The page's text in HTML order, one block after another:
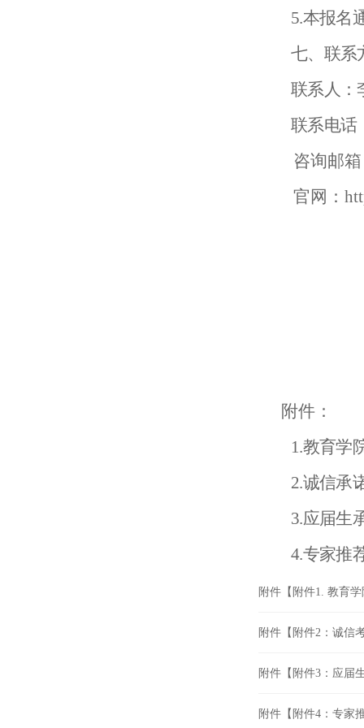
5.本报名
七、联系
联系人：
联系电话
咨询邮
官网：
附件：
1.教育学
2.诚信承
3.应届生
4.专家推
附件【 附件1. 教育
附件【 附件2：诚信
附件【 附件3：应届
附件【 附件4：专家